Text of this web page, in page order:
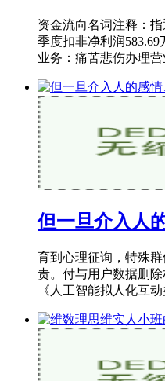
资金流向名词注释：
季度扣非净利润583.69
业务：痛苦悲伤办理
但一旦介入人
育到心理征询，特殊
责。付与用户数据删
《人工智能拟人化互